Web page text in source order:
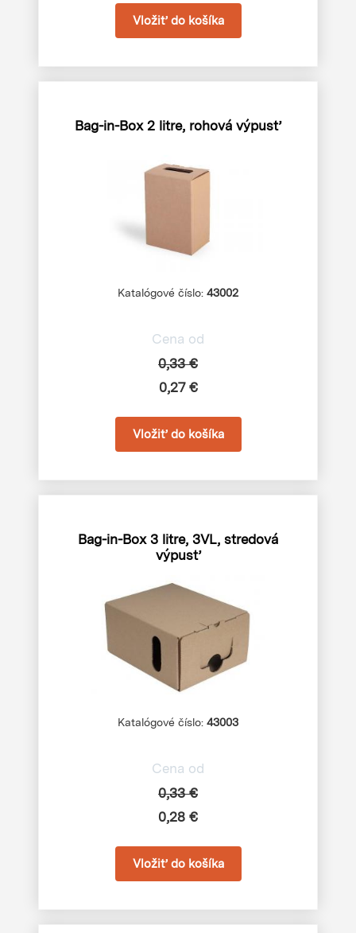
Bag-in-Box 2 litre, rohová výpusť
Katalógové číslo: 43002
Cena od
0,33 €
0,27 €
Bag-in-Box 3 litre, 3VL, stredová
výpusť
Katalógové číslo: 43003
Cena od
0,33 €
0,28 €